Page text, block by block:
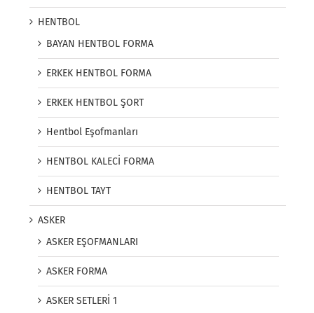
HENTBOL
BAYAN HENTBOL FORMA
ERKEK HENTBOL FORMA
ERKEK HENTBOL ŞORT
Hentbol Eşofmanları
HENTBOL KALECİ FORMA
HENTBOL TAYT
ASKER
ASKER EŞOFMANLARI
ASKER FORMA
ASKER SETLERİ 1